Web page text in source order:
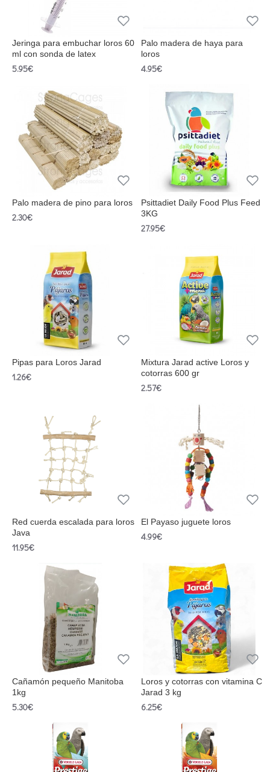
Jeringa para embuchar loros 60
ml con sonda de latex
5.95€
Palo madera de haya para
loros
4.95€
Palo madera de pino para loros
2.30€
Psittadiet Daily Food Plus Feed
3KG
27.95€
Pipas para Loros Jarad
1.26€
Mixtura Jarad active Loros y
cotorras 600 gr
2.57€
Red cuerda escalada para loros
Java
11.95€
El Payaso juguete loros
4.99€
Cañamón pequeño Manitoba
1kg
5.30€
Loros y cotorras con vitamina C
Jarad 3 kg
6.25€